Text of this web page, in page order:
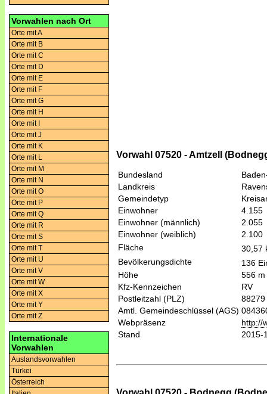
Vorwahlen nach Ort
Orte mit A
Orte mit B
Orte mit C
Orte mit D
Orte mit E
Orte mit F
Orte mit G
Orte mit H
Orte mit I
Orte mit J
Orte mit K
Orte mit L
Orte mit M
Orte mit N
Orte mit O
Orte mit P
Orte mit Q
Orte mit R
Orte mit S
Orte mit T
Orte mit U
Orte mit V
Orte mit W
Orte mit X
Orte mit Y
Orte mit Z
Internationale
Vorwahlen
Auslandsvorwahlen
Türkei
Österreich
Vorwahl 07520 - Amtzell
Bundesland
Landkreis
Gemeindetyp
Einwohner
4.155
Einwohner (männlich)
2.055
Einwohner (weiblich)
2.100
Fläche
30,57
Bevölkerungsdichte
136
Höhe
556 m
Kfz-Kennzeichen
RV
Postleitzahl (PLZ)
88279
Amtl. Gemeindeschlüssel (AGS)
Webpräsenz
http://
Stand
2015-